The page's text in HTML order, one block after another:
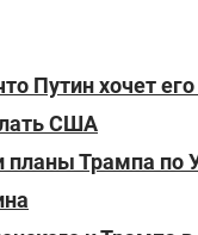
Путин хочет
США
Трампа по